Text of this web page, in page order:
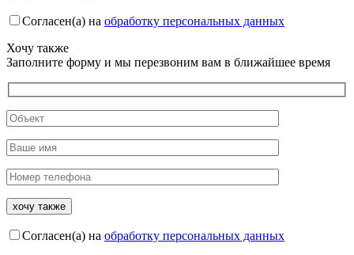
Согласен(а) на обработку персональных данных
Хочу также
Заполните форму и мы перезвоним вам в ближайшее время
Согласен(а) на обработку персональных данных